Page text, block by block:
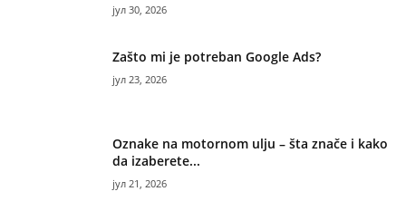
јул 30, 2026
Zašto mi je potreban Google Ads?
јул 23, 2026
Oznake na motornom ulju – šta znače i kako
da izaberete...
јул 21, 2026